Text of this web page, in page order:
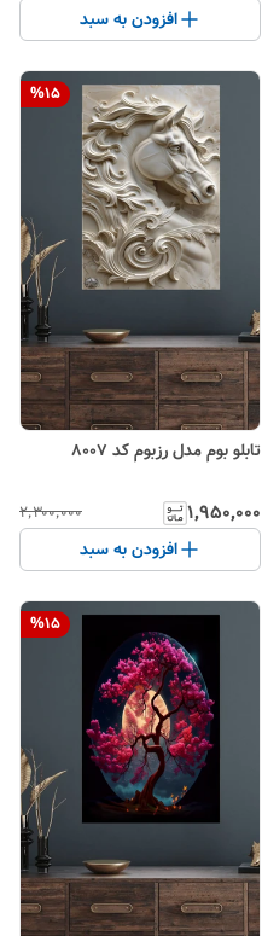
افزودن به سبد
%15
تابلو بوم مدل رزبوم کد 8007
۱٬۹۵۰٬۰۰۰ ۲٬۳۰۰٬۰۰۰
افزودن به سبد
%15